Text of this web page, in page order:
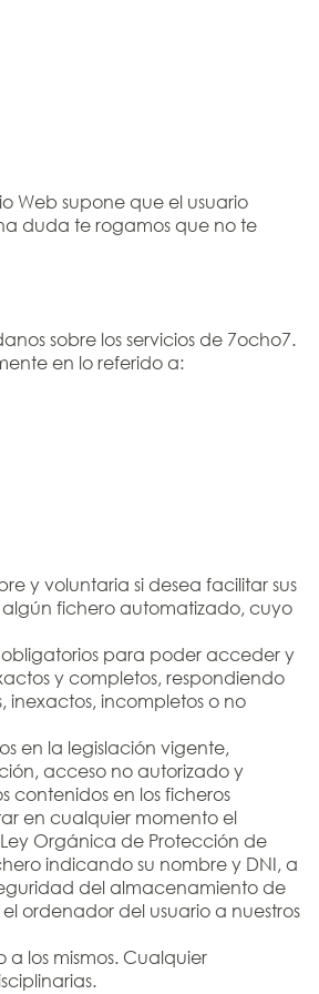
Web supone que el usuario
duda te rogamos que no te
sobre los servicios de 7ocho7.
en lo referido a:
y voluntaria si desea facilitar sus
algún fichero automatizado, cuyo
obligatorios para poder acceder y
y completos, respondiendo
incompletos o no
en la legislación vigente,
acceso no autorizado y
contenidos en los ficheros
en cualquier momento el
Orgánica de Protección de
indicando su nombre y DNI, a
del almacenamiento de
ordenador del usuario a nuestros
los mismos. Cualquier